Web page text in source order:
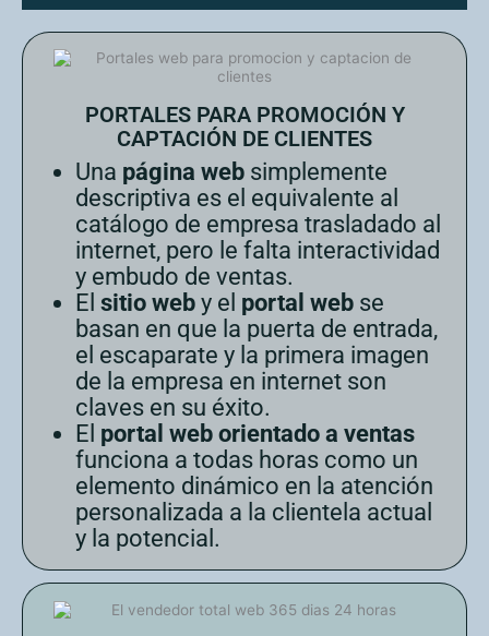
PORTALES PARA PROMOCIÓN Y
CAPTACIÓN DE CLIENTES
Una página web simplemente
descriptiva es el equivalente al
catálogo de empresa trasladado al
internet, pero le falta interactividad
y embudo de ventas.
El sitio web y el portal web se
basan en que la puerta de entrada,
el escaparate y la primera imagen
de la empresa en internet son
claves en su éxito.
El portal web orientado a ventas
funciona a todas horas como un
elemento dinámico en la atención
personalizada a la clientela actual
y la potencial.